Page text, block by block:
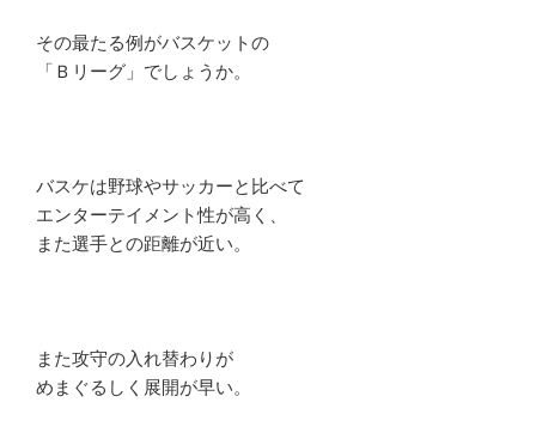
その最たる例がバスケットの
「Ｂリーグ」でしょうか。
バスケは野球やサッカーと比べて
エンターテイメント性が高く、
また選手との距離が近い。
また攻守の入れ替わりが
めまぐるしく展開が早い。